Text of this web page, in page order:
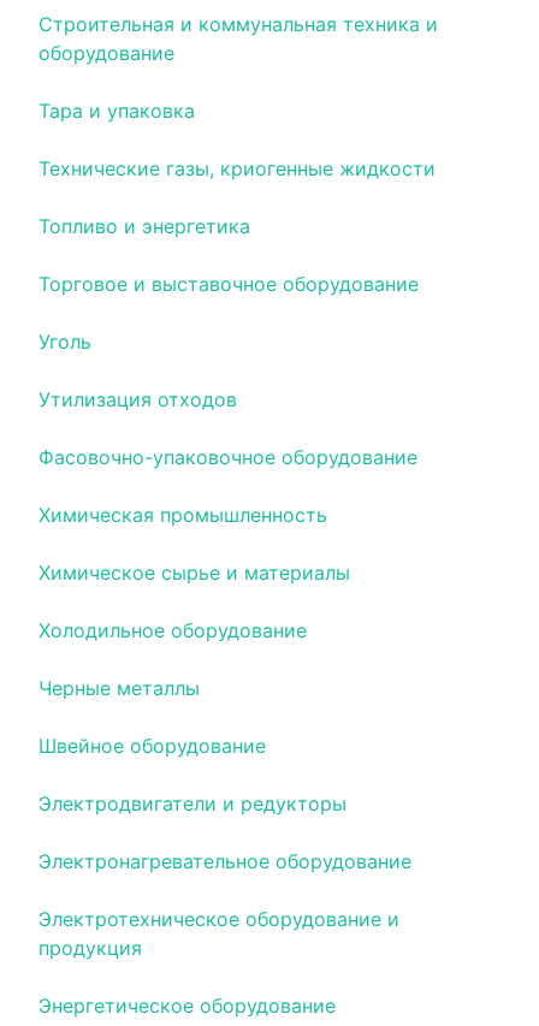
Строительная и коммунальная техника и
оборудование
Тара и упаковка
Технические газы, криогенные жидкости
Топливо и энергетика
Торговое и выставочное оборудование
Уголь
Утилизация отходов
Фасовочно-упаковочное оборудование
Химическая промышленность
Химическое сырье и материалы
Холодильное оборудование
Черные металлы
Швейное оборудование
Электродвигатели и редукторы
Электронагревательное оборудование
Электротехническое оборудование и
продукция
Энергетическое оборудование